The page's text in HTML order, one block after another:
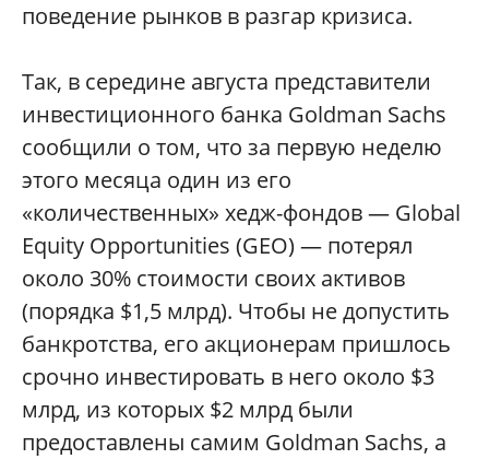
поведение рынков в разгар кризиса.
Так, в середине августа представители
инвестиционного банка Goldman Sachs
сообщили о том, что за первую неделю
этого месяца один из его
«количественных» хедж-фондов — Global
Equity Opportunities (GEO) — потерял
около 30% стоимости своих активов
(порядка $1,5 млрд). Чтобы не допустить
банкротства, его акционерам пришлось
срочно инвестировать в него около $3
млрд, из которых $2 млрд были
предоставлены самим Goldman Sachs, а